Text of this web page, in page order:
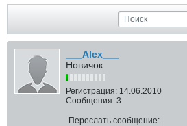
___Alex___
Новичок
Регистрация: 14.06.2010
Сообщения: 3
Переслать сообщение: